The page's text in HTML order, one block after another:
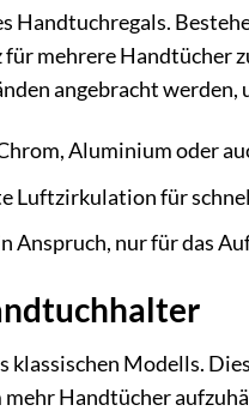
Handtuchregals.
mehrere Handtücher
angebracht
Aluminium oder
Luftzirkulation für
Anspruch, nur für das
Modells.
mehr Handtücher